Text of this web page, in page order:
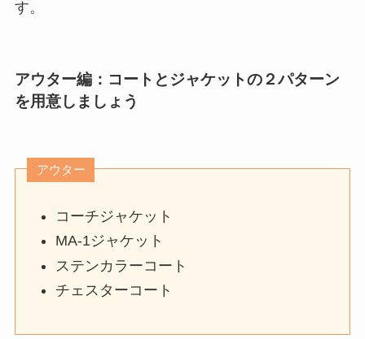
す。
アウター編：コートとジャケットの２パターン
を用意しましょう
アウター
コーチジャケット
MA-1ジャケット
ステンカラーコート
チェスターコート